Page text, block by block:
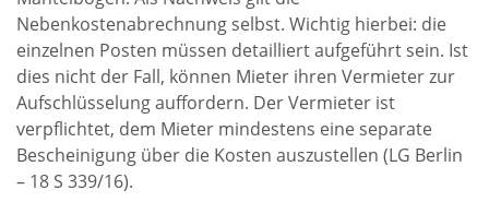
Nebenkostenabrechnung selbst. Wichtig hierbei: die
einzelnen Posten müssen detailliert aufgeführt sein. Ist
dies nicht der Fall, können Mieter ihren Vermieter zur
Aufschlüsselung auffordern. Der Vermieter ist
verpflichtet, dem Mieter mindestens eine separate
Bescheinigung über die Kosten auszustellen (LG Berlin
– 18 S 339/16).